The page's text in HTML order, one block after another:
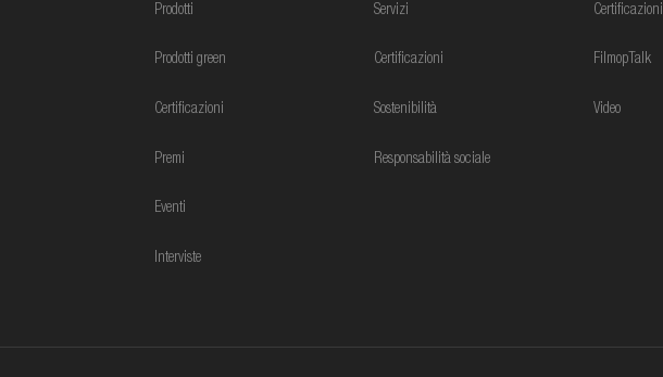
Prodotti
Prodotti green
Certificazioni
Premi
Eventi
Interviste
Servizi
Certificazioni
Sostenibilità
Responsabilità sociale
Certificazioni
FilmopTalk
Video